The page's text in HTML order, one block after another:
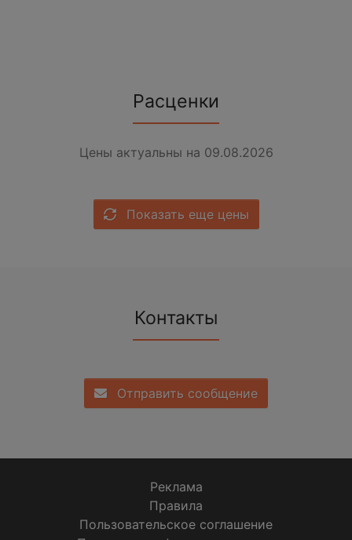
Расценки
Цены актуальны на 09.08.2026
Показать еще цены
Контакты
Отправить сообщение
Реклама
Правила
Пользовательское соглашение